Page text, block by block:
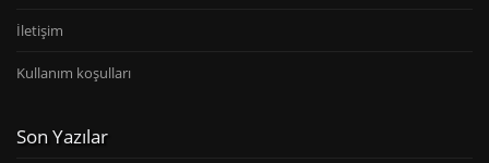
İletişim
Kullanım koşulları
Son Yazılar